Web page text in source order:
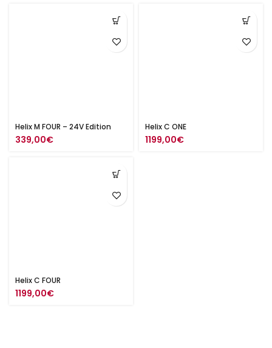
Helix M FOUR – 24V Edition
339,00€
Helix C ONE
1199,00€
Helix C FOUR
1199,00€